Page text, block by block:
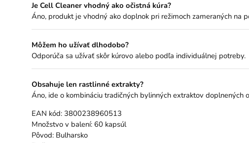
Je Cell Cleaner vhodný ako očistná kúra?
Áno, produkt je vhodný ako doplnok pri režimoch zameraných na
Môžem ho užívať dlhodobo?
Odporúča sa užívať skôr kúrovo alebo podľa individuálnej potreby.
Obsahuje len rastlinné extrakty?
Áno, ide o kombináciu tradičných bylinných extraktov doplnených
EAN kód: 3800238960513
Množstvo v balení: 60 kapsúl
Pôvod: Bulharsko